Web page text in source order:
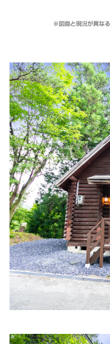
住所:兵庫県姫路市東
ツカザキ病院
住所:兵庫県姫路市網干
八木外科
住所:兵庫県姫路市網干
高畑接骨院
住所:兵庫県小松島市
西庵医院
住所:兵庫県姫路市紺
とのもとクリニック
住所:兵庫県姫路市手
西川内科医院
住所:兵庫県姫路市南
小山内科・消化器内科
住所:兵庫県姫路市北
住所:兵庫県姫路市本